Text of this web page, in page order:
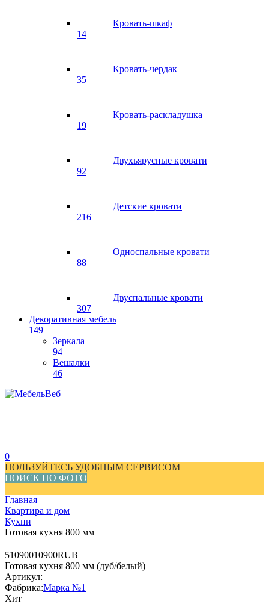
Кровать-шкаф
14
Кровать-чердак
35
Кровать-раскладушка
19
Двухъярусные кровати
92
Детские кровати
216
Односпальные кровати
88
Двуспальные кровати
307
Декоративная мебель
149
Зеркала
94
Вешалки
46
0
ПОЛЬЗУЙТЕСЬ УДОБНЫМ СЕРВИСОМ
ПОИСК ПО ФОТО
Главная
Квартира и дом
Кухни
Готовая кухня 800 мм
51090010900RUB
Готовая кухня 800 мм (дуб/белый)
Артикул:
Фабрика:Марка №1
Хит